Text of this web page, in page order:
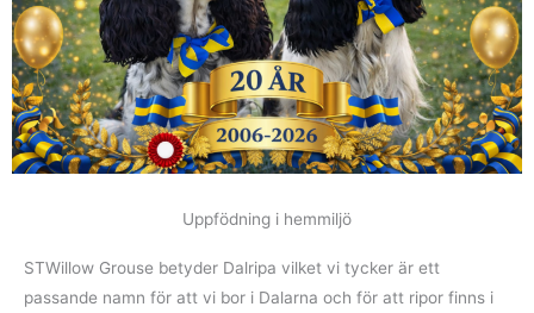
Uppfödning i hemmiljö
STWillow Grouse betyder Dalripa vilket vi tycker är ett
passande namn för att vi bor i Dalarna och för att ripor finns i